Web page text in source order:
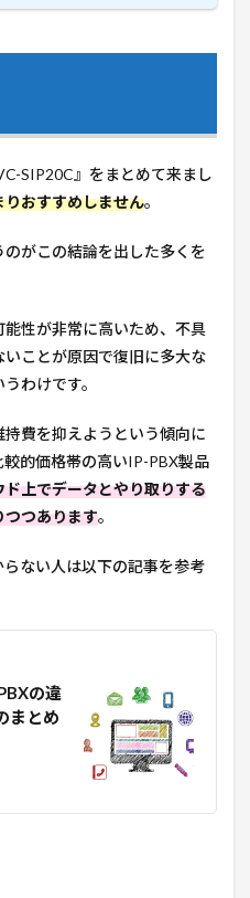
SIP20C 』をまとめて来まし
おすすめしません。
がこの結論を出した多くを
性が非常に高いため、不具
ことが原因で復旧に多大な
わけです。
費を抑えようという傾向に
的価格帯の高いIP-PBX製品
上でデータとやり取りする
つつあります。
ない人は以下の記事を参考
の違
まとめ